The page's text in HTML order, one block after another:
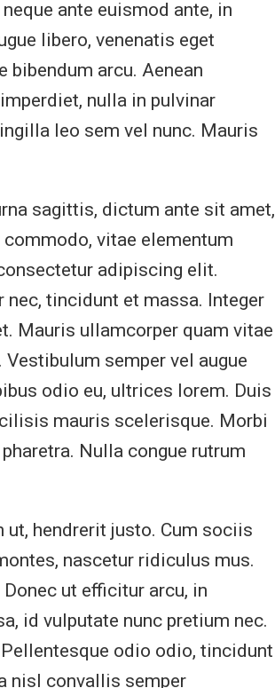
ante euismod ante, in
libero, venenatis eget
bibendum arcu. Aenean
nulla in pulvinar
leo sem vel nunc. Mauris
sagittis, dictum ante sit amet,
vitae elementum
adipiscing elit.
nec, tincidunt et massa. Integer
Mauris ullamcorper quam vitae
semper vel augue
odio eu, ultrices lorem. Duis
mauris scelerisque. Morbi
Nulla congue rutrum
hendrerit justo. Cum sociis
nascetur ridiculus mus.
ut efficitur arcu, in
id vulputate nunc pretium nec.
odio odio, tincidunt
nisl convallis semper